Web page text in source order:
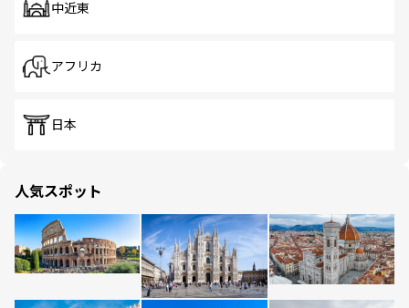
中近東
アフリカ
日本
人気スポット